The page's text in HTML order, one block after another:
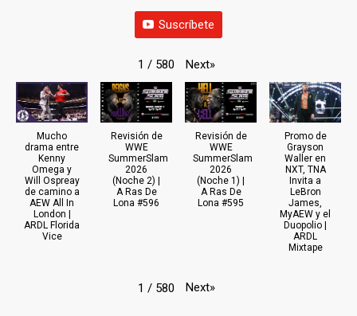
Suscríbete
1 / 580 Next»
Mucho
drama entre
Kenny
Omega y
Will Ospreay
de camino a
AEW All In
London |
ARDL Florida
Vice
Revisión de
WWE
SummerSlam
2026
(Noche 2) |
A Ras De
Lona #596
Revisión de
WWE
SummerSlam
2026
(Noche 1) |
A Ras De
Lona #595
Promo de
Grayson
Waller en
NXT, TNA
Invita a
LeBron
James,
MyAEW y el
Duopolio |
ARDL
Mixtape
1 / 580 Next»